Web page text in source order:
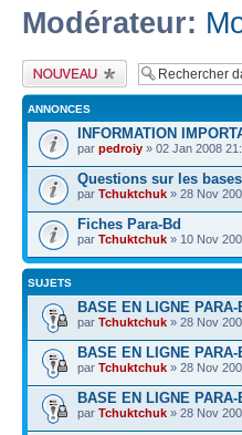
Modérateur:
Publier un nouveau
sujet
ANNONCES
INFORMATION
par pedroiy » 02 Jan 2008
Questions sur les
par Tchuktchuk » 28 Nov
Fiches Para-Bd
par Tchuktchuk » 10 Nov
SUJETS
BASE EN LIGNE
par Tchuktchuk » 28 Nov
BASE EN LIGNE
par Tchuktchuk » 28 Nov
BASE EN LIGNE
par Tchuktchuk » 28 Nov